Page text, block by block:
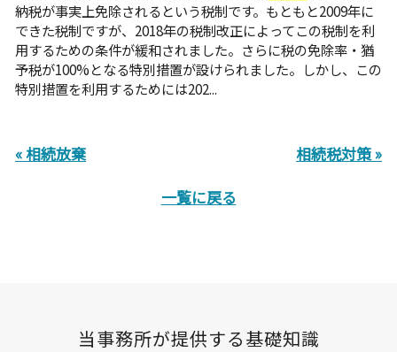
納税が事実上免除されるという税制です。もともと2009年に
できた税制ですが、2018年の税制改正によってこの税制を利
用するための条件が緩和されました。さらに税の免除率・猶
予税が100%となる特別措置が設けられました。しかし、この
特別措置を利用するためには202...
« 相続放棄
相続税対策 »
一覧に戻る
当事務所が提供する基礎知識